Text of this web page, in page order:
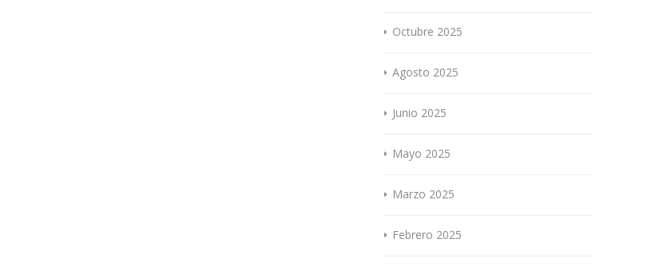
Octubre 2025
Agosto 2025
Junio 2025
Mayo 2025
Marzo 2025
Febrero 2025